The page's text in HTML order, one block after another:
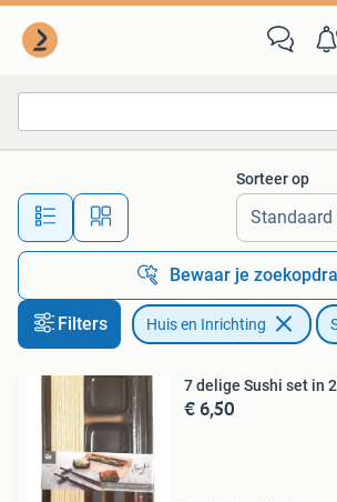
Alle afstanden…
Sorteer op
Bewaar je
Filters Huis en Inrichting
7 delige
€ 6,50